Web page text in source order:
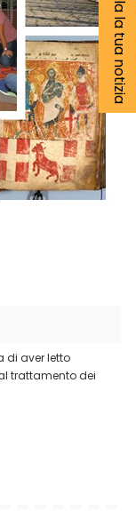
di aver letto
trattamento dei
Segnala la tua notizia